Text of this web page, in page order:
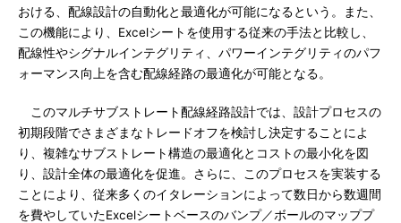
おける、配線設計の自動化と最適化が可能になるという。また、
この機能により、Excelシートを使用する従来の手法と比較し、
配線性やシグナルインテグリティ、パワーインテグリティのパフ
ォーマンス向上を含む配線経路の最適化が可能となる。
このマルチサブストレート配線経路設計では、設計プロセスの
初期段階でさまざまなトレードオフを検討し決定することによ
り、複雑なサブストレート構造の最適化とコストの最小化を図
り、設計全体の最適化を促進。さらに、このプロセスを実装する
ことにより、従来多くのイタレーションによって数日から数週間
を費やしていたExcelシートベースのバンプ／ボールのマッププ